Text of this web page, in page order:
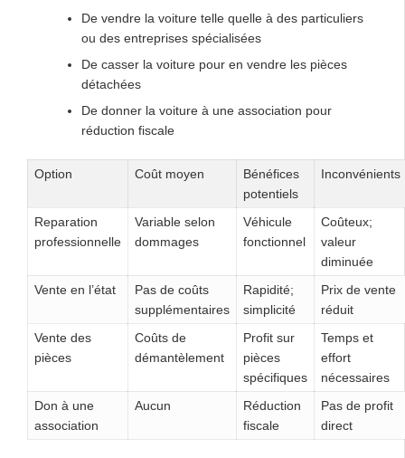
De vendre la voiture telle quelle à des particuliers
ou des entreprises spécialisées
De casser la voiture pour en vendre les pièces
détachées
De donner la voiture à une association pour
réduction fiscale
Option Coût moyen
Bénéfices
potentiels
Inconvénients
Reparation
professionnelle
Variable selon
dommages
Véhicule
fonctionnel
Coûteux;
valeur
diminuée
Vente en l’état
Pas de coûts
supplémentaires
Rapidité;
simplicité
Prix de vente
réduit
Vente des
pièces
Coûts de
démantèlement
Profit sur
pièces
spécifiques
Temps et
effort
nécessaires
Don à une
association
Aucun
Réduction
fiscale
Pas de profit
direct